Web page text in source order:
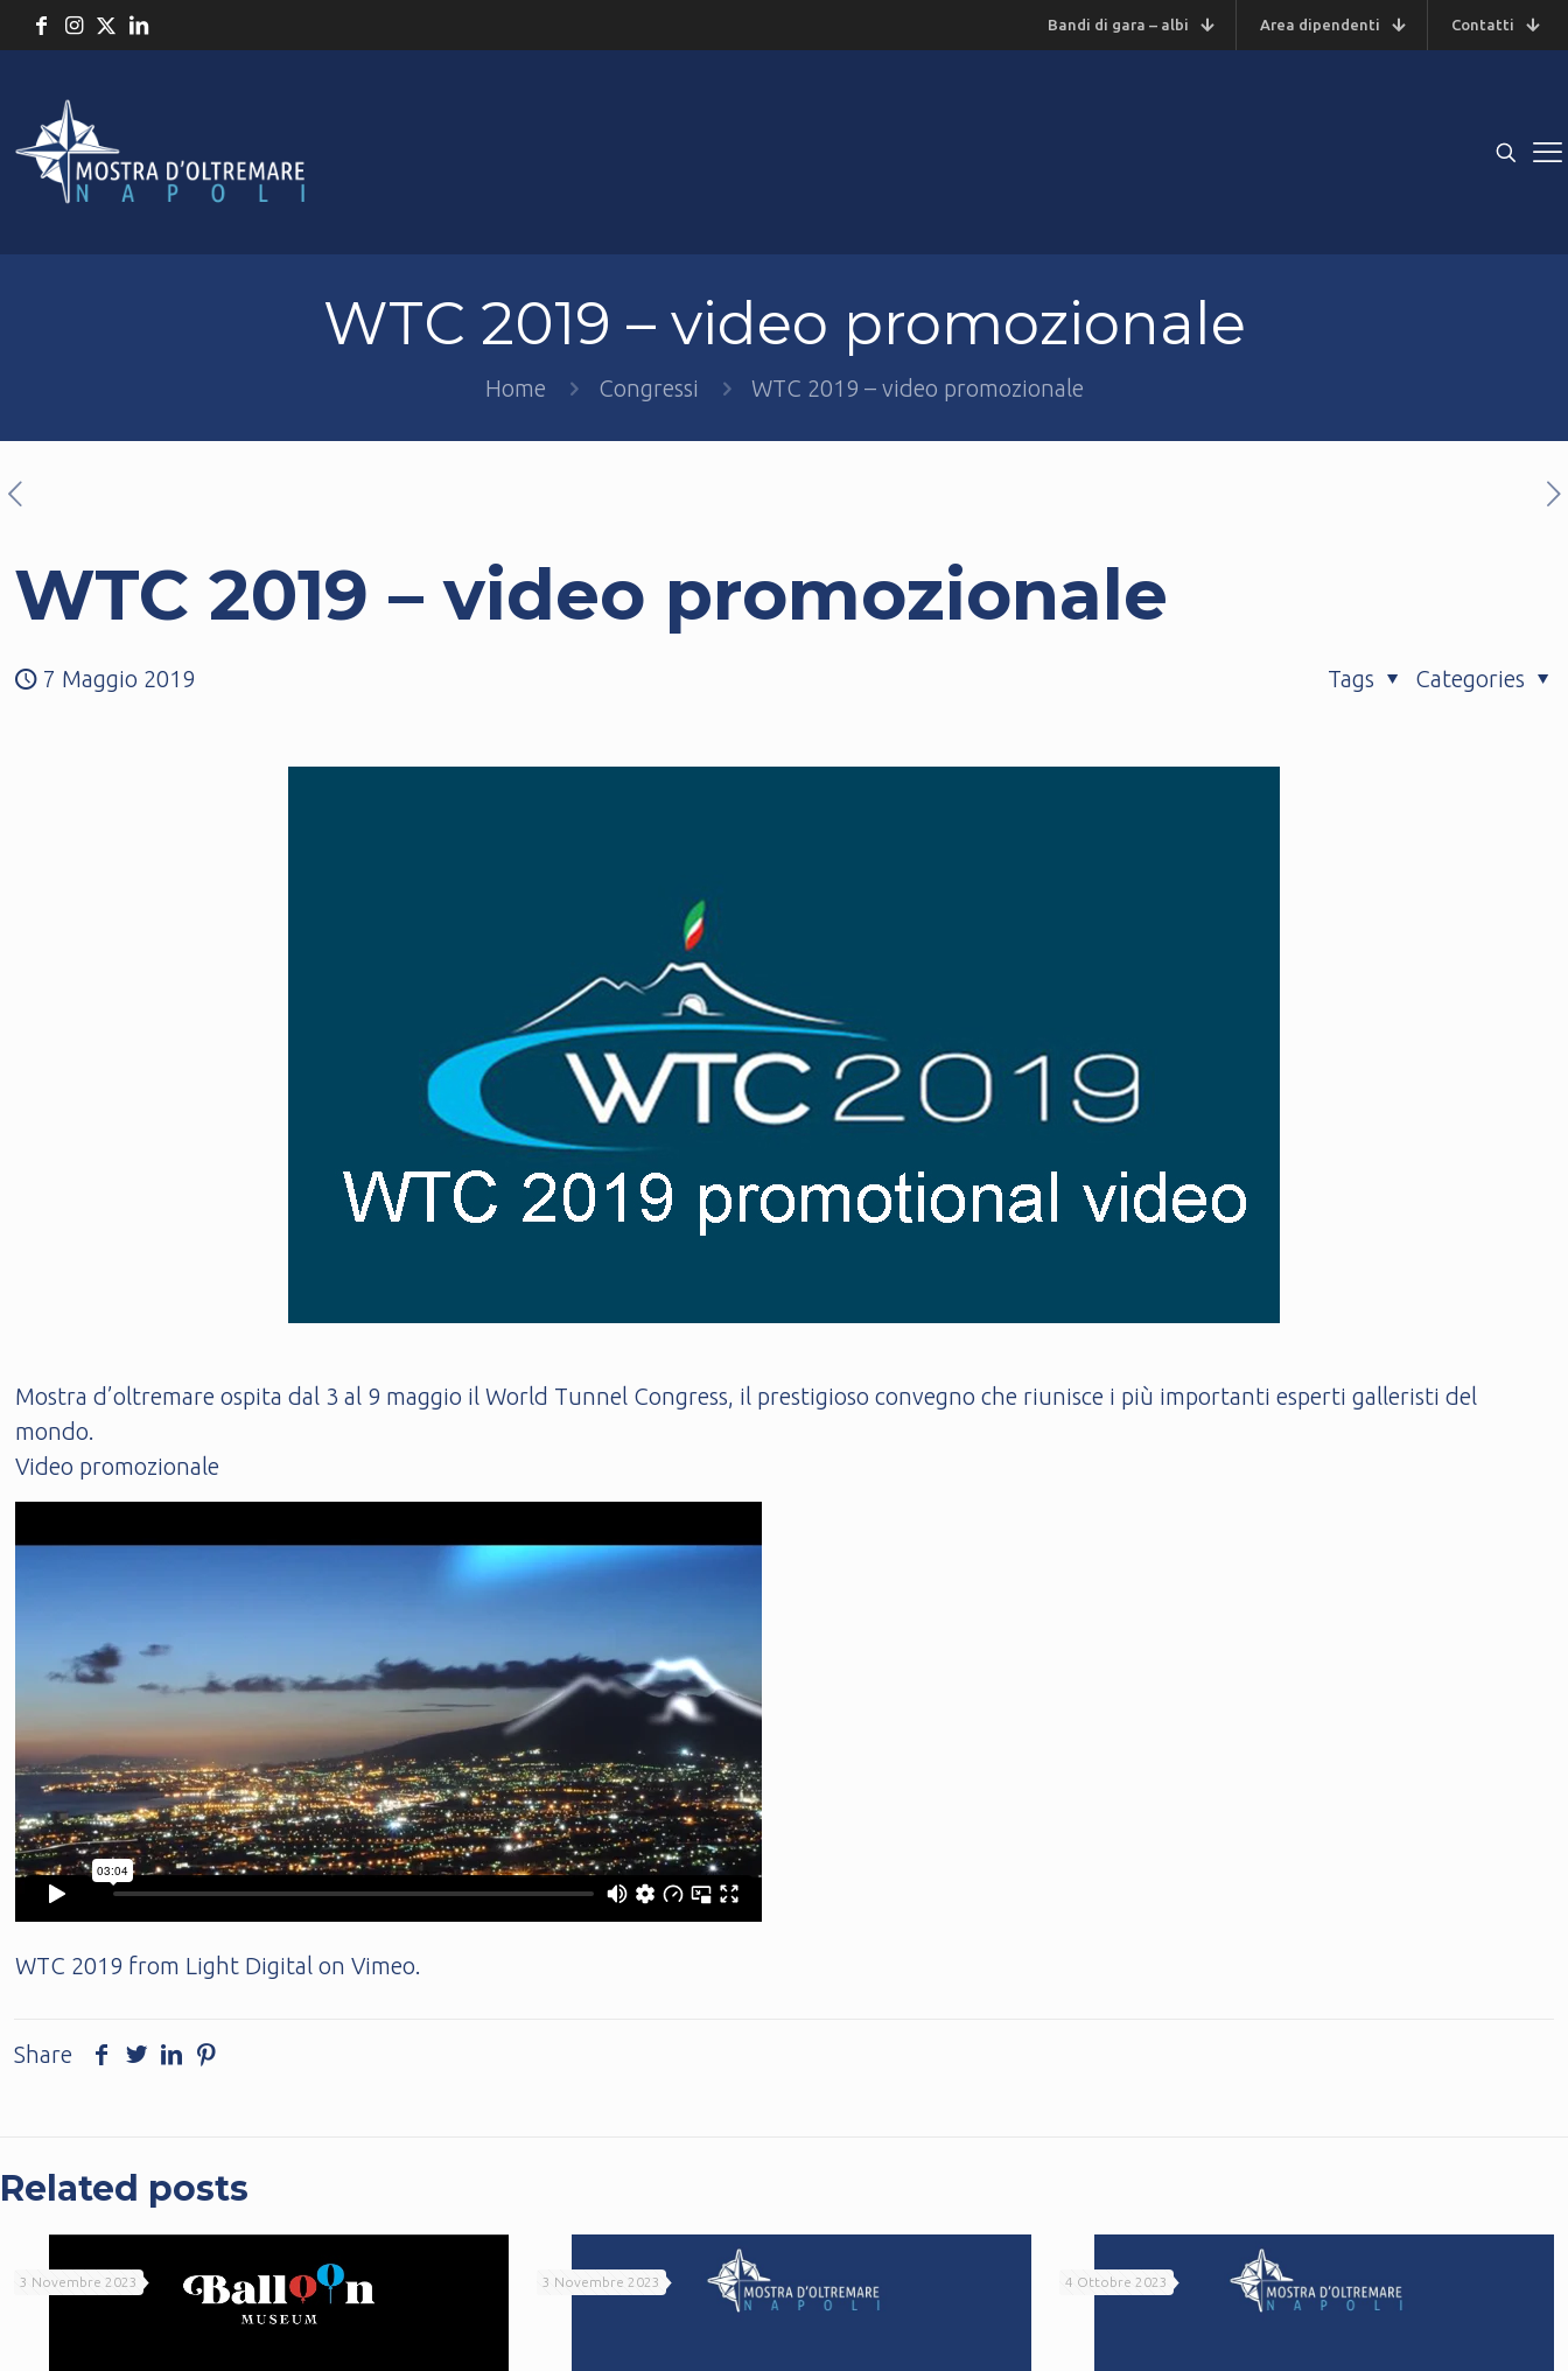
Bandi di gara – albi Area dipendenti Contatti
WTC 2019 – video promozionale
Home Congressi WTC 2019 – video promozionale
WTC 2019 – video promozionale
7 Maggio 2019 Categories
Tags
Mostra d’oltremare ospita dal 3 al 9 maggio il World Tunnel Congress, il prestigioso convegno che riunisce i più importanti esperti galleristi del
mondo.
Video promozionale
WTC 2019 from Light Digital onVimeo.
Share
Related posts
3 Novembre 2023 3 Novembre 2023 4 Ottobre 2023